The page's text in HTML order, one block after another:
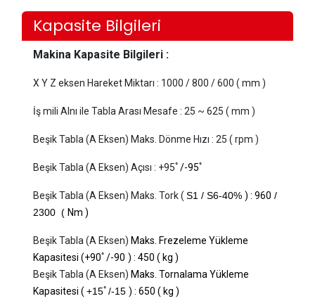
Kapasite Bilgileri
Makina Kapasite Bilgileri :
X Y Z eksen Hareket Miktarı : 1000 / 800 / 600 ( mm )
İş mili Alnı ile Tabla Arası Mesafe : 25 ~ 625 ( mm )
Beşik Tabla (A Eksen) Maks. Dönme Hızı : 25 ( rpm )
Beşik Tabla (A Eksen) Açısı : +95ﾟ/-95ﾟ
Beşik Tabla (A Eksen) Maks. Tork (S1 / S6-40% ) : 960 /
2300 ( Nm )
Beşik Tabla (A Eksen) Maks. Frezeleme Yükleme
Kapasitesi (+90ﾟ/-90 ) : 450 ( kg )
Beşik Tabla (A Eksen) Maks. Tornalama Yükleme
Kapasitesi (+15ﾟ/-15 ) : 650 ( kg )